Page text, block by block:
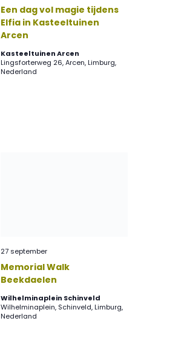
Een dag vol magie tijdens
Elfia in Kasteeltuinen
Arcen
Kasteeltuinen Arcen
Lingsforterweg 26, Arcen, Limburg,
Nederland
Memorial Walk
Beekdaelen
27 september
Wilhelminaplein Schinveld
Wilhelminaplein, Schinveld, Limburg,
Nederland